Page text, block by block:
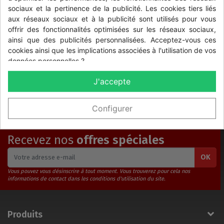
plaque mur
écran Tressée
Prix
34,95 €
Minéralisant
teinté bidon 5L
Prix
189,00 €
Affichage 1-2 de 2 article(s)
Recevez nos offres spéciales
OK
Vous pouvez vous désinscrire à tout moment. Vous trouverez pour cela nos
informations de contact dans les conditions d'utilisation du site.
Produits
sociaux et la pertinence de la publicité. Les cookies tiers liés
aux réseaux sociaux et à la publicité sont utilisés pour vous
offrir des fonctionnalités optimisées sur les réseaux sociaux,
ainsi que des publicités personnalisées. Acceptez-vous ces
cookies ainsi que les implications associées à l'utilisation de vos
données personnelles ?
J'accepte
Configurer